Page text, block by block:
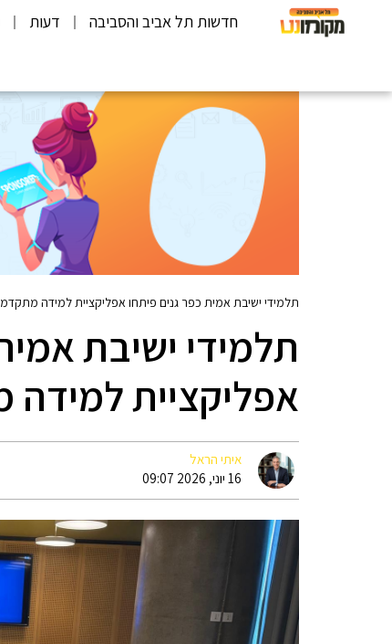
חדשות תל אביב והסביבה דעות
תלמידי ישיבת אמית כפר גנים פיתחו אפליקציית למידה
תלמידי ישיבת
אפליקציית
איתי הראל
16 יוני, 2026 09:07